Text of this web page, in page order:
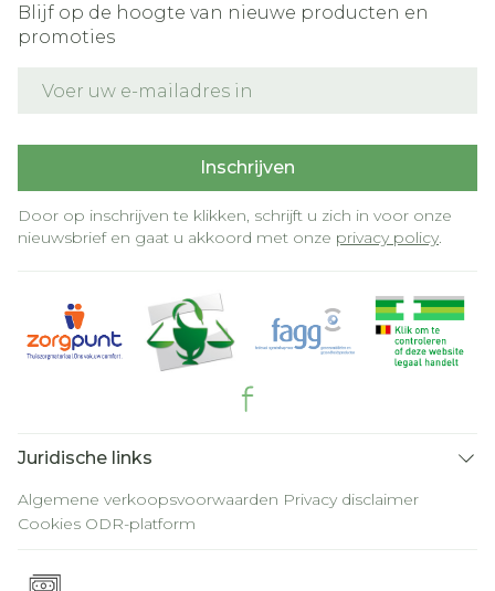
Blijf op de hoogte van nieuwe producten en
promoties
Inschrijven
Door op inschrijven te klikken, schrijft u zich in voor onze
nieuwsbrief en gaat u akkoord met onze privacy policy.
Juridische links
Algemene verkoopsvoorwaarden Privacy disclaimer
Cookies ODR-platform